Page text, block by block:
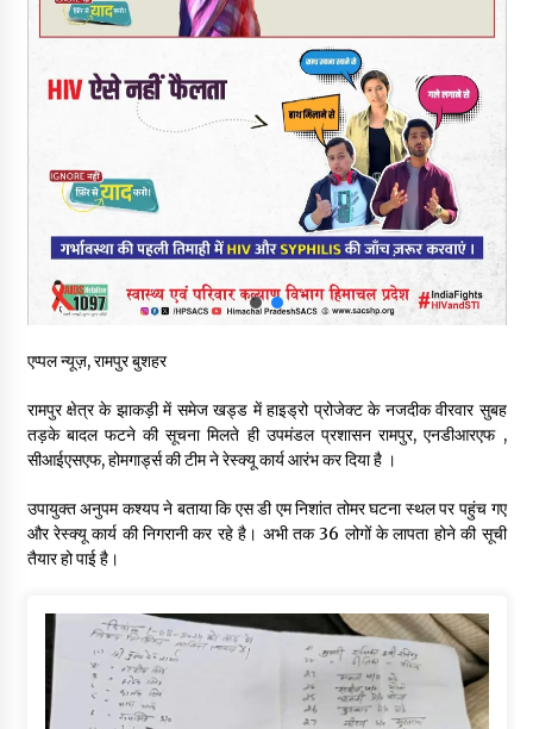
पिंजौर-बद्दी फोरलेन परियोजना को मिली बड़ी गति, 378.48 करोड़ की लागत
से बैलेंस कार्य का अवार्ड जारी : हर्ष महाजन
05/08/2026
वन विभाग एवं रेड क्रॉस सोसायटी के संयुक्त तत्वावधान में शूराला में वृक्षारोपण
हिमाचल में प्रतिशोध की राजनीति के खिलाफ भाजपा ने शिमला CM आवास
ओकओवर घेराव में किया शक्ति प्रदर्शन
05/08/2026
ऊना में PWD का जेई 8 हजार रुपये रिश्वत लेते गिरफ्तार, ठेकेदार का बिल
05/08/2026
एप्पल न्यूज़, रामपुर बुशहर
रामपुर क्षेत्र के झाकड़ी में समेज खड्ड में हाइड्रो प्रोजेक्ट के नजदीक वीरवार सुबह
तड़के बादल फटने की सूचना मिलते ही उपमंडल प्रशासन रामपुर, एनडीआरएफ ,
सीआईएसएफ, होमगार्ड्स की टीम ने रेस्क्यू कार्य आरंभ कर दिया है ।
उपायुक्त अनुपम कश्यप ने बताया कि एस डी एम निशांत तोमर घटना स्थल पर पहुंच गए
और रेस्क्यू कार्य की निगरानी कर रहे है। अभी तक 36 लोगों के लापता होने की सूची
तैयार हो पाई है।